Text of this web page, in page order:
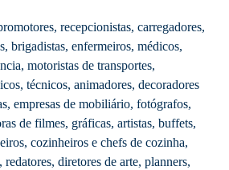
recepcionistas, carregadores,
brigadistas, enfermeiros, médicos,
motoristas de transportes,
técnicos, animadores, decoradores
empresas de mobiliário, fotógrafos,
de filmes, gráficas, artistas, buffets,
cozinheiros e chefs de cozinha,
redatores, diretores de arte, planners,